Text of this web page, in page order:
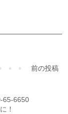
前の投稿
65-6650
！